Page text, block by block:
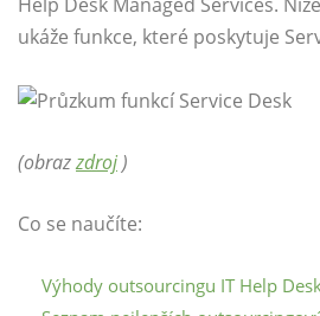
ukáže funkce, které poskytuje
(obrazzdroj)
Co se naučíte:
Výhody outsourcingu IT Help Desk